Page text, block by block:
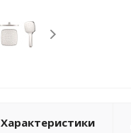
Характеристики